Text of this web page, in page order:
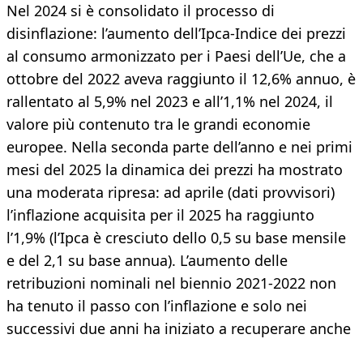
Nel 2024 si è consolidato il processo di
disinflazione: l’aumento dell’Ipca-Indice dei prezzi
al consumo armonizzato per i Paesi dell’Ue, che a
ottobre del 2022 aveva raggiunto il 12,6% annuo, è
rallentato al 5,9% nel 2023 e all’1,1% nel 2024, il
valore più contenuto tra le grandi economie
europee. Nella seconda parte dell’anno e nei primi
mesi del 2025 la dinamica dei prezzi ha mostrato
una moderata ripresa: ad aprile (dati provvisori)
l’inflazione acquisita per il 2025 ha raggiunto
l’1,9% (l’Ipca è cresciuto dello 0,5 su base mensile
e del 2,1 su base annua). L’aumento delle
retribuzioni nominali nel biennio 2021-2022 non
ha tenuto il passo con l’inflazione e solo nei
successivi due anni ha iniziato a recuperare anche